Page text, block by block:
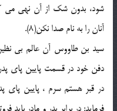
شود، بدون شك از آن نهى مى
آنان را به نام صدا نكن(8).
سید بن طاووس آن عالم بى
دفن خود در قسمت پایین پاى
در قبر هستم سرم ، پایین پاى